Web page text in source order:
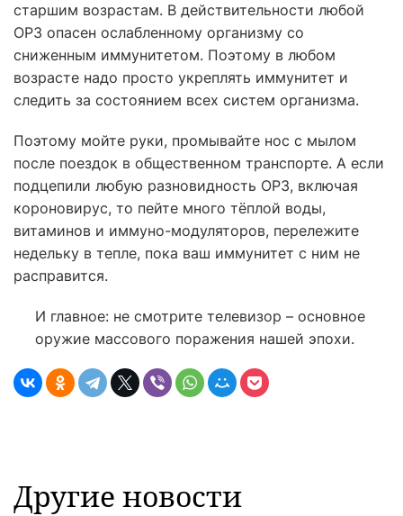
старшим возрастам. В действительности любой
ОРЗ опасен ослабленному организму со
сниженным иммунитетом. Поэтому в любом
возрасте надо просто укреплять иммунитет и
следить за состоянием всех систем организма.
Поэтому мойте руки, промывайте нос с мылом
после поездок в общественном транспорте. А если
подцепили любую разновидность ОРЗ, включая
короновирус, то пейте много тёплой воды,
витаминов и иммуно-модуляторов, перележите
недельку в тепле, пока ваш иммунитет с ним не
расправится.
И главное: не смотрите телевизор – основное
оружие массового поражения нашей эпохи.
Другие новости